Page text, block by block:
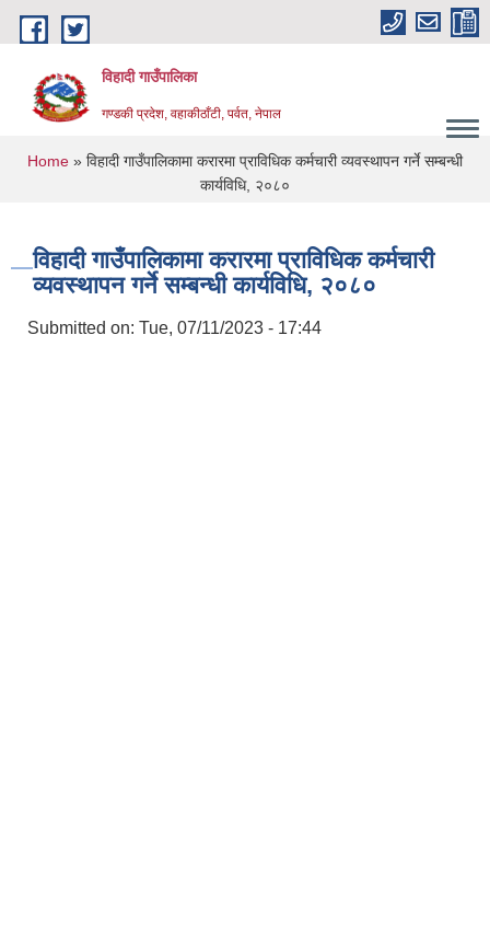
Skip to main content
विहादी गाउँपालिका
गण्डकी प्रदेश, वहाकीठाँटी, पर्वत, नेपाल
You are here
Home » विहादी गाउँपालिकामा करारमा प्राविधिक कर्मचारी व्यवस्थापन गर्ने सम्बन्धी
कार्यविधि, २०८०
विहादी गाउँपालिकामा करारमा प्राविधिक कर्मचारी
व्यवस्थापन गर्ने सम्बन्धी कार्यविधि, २०८०
Submitted on: Tue, 07/11/2023 - 17:44